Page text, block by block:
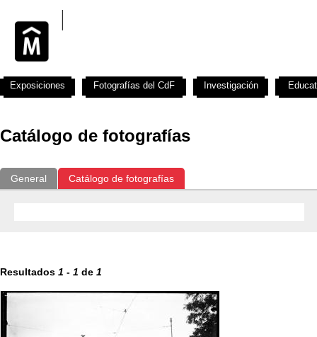
Catálogo de fotografías
General Catálogo de fotografías
Resultados 1 - 1 de 1
Exposiciones Fotografías del CdF Investigación